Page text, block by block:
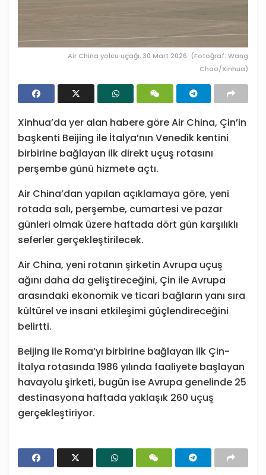
Air China yolcu uçağı, 30 Mart 2026. (Fotoğraf: Wang
Chao/Xinhua)
Xinhua’da yer alan habere göre Air China, Çin’in
başkenti Beijing ile İtalya’nın Venedik kentini
birbirine bağlayan ilk direkt uçuş rotasını
perşembe günü hizmete açtı.
Air China’dan yapılan açıklamaya göre, yeni
rotada salı, perşembe, cumartesi ve pazar
günleri olmak üzere haftada dört gün karşılıklı
seferler gerçekleştirilecek.
Air China, yeni rotanın şirketin Avrupa uçuş
ağını daha da geliştireceğini, Çin ile Avrupa
arasındaki ekonomik ve ticari bağların yanı sıra
kültürel ve insani etkileşimi güçlendireceğini
belirtti.
Beijing ile Roma’yı birbirine bağlayan ilk Çin-
İtalya rotasında 1986 yılında faaliyete başlayan
havayolu şirketi, bugün ise Avrupa genelinde 25
destinasyona haftada yaklaşık 260 uçuş
gerçekleştiriyor.